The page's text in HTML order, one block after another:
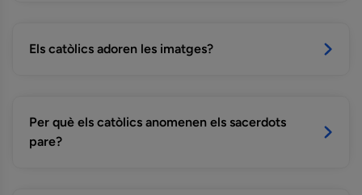
Els catòlics adoren les imatges?
Per què els catòlics anomenen els sacerdots
pare?